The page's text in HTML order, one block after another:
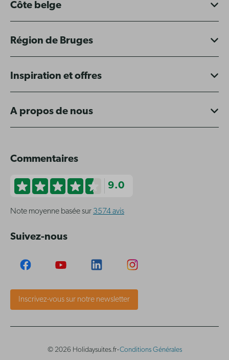
Côte belge
Région de Bruges
Inspiration et offres
A propos de nous
Commentaires
9.0
Note moyenne basée sur 3574 avis
Suivez-nous
Inscrivez-vous sur notre newsletter
© 2026 Holidaysuites.fr·Conditions Générales